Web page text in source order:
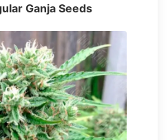
Ganja Seeds